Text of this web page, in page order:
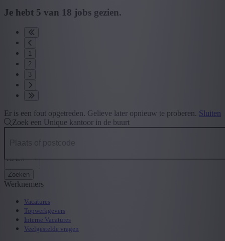
Je hebt 5 van 18 jobs gezien.
1
2
3
Er is een fout opgetreden. Gelieve later opnieuw te proberen. Sluiten
Zoek een Unique kantoor in de buurt
Zoeken
Werknemers
Vacatures
Topwerkgevers
Interne Vacatures
Veelgestelde vragen